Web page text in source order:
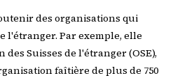
des organisations qui
l'étranger. Par exemple, elle
Suisses de l'étranger (OSE),
faîtière de plus de 750